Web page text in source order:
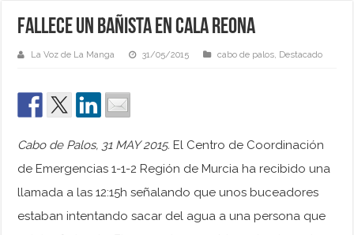
Fallece un bañista en Cala Reona
La Voz de La Manga 31/05/2015 cabo de palos, Destacado
Cabo de Palos, 31 MAY 2015. El Centro de Coordinación
de Emergencias 1-1-2 Región de Murcia ha recibido una
llamada a las 12:15h señalando que unos buceadores
estaban intentando sacar del agua a una persona que